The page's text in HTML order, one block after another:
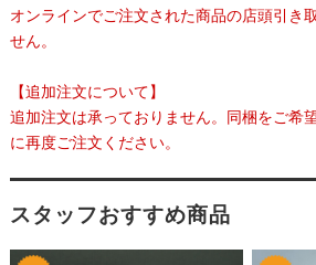
オンラインでご注文された商品の店頭引き
せん。
【追加注文について】
追加注文は承っておりません。同梱をご希
に再度ご注文ください。
スタッフおすすめ商品